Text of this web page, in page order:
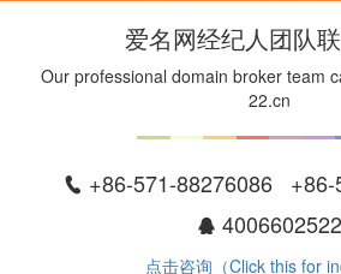
爱名网经纪人团队
Our professional domain broker team
22.cn
+86-571-88276086 +86-
4006602522
点击咨询（Click this for